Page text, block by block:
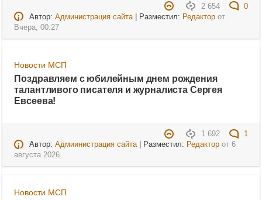
2 654
0
Автор: Администрация сайта| Разместил: Редакторот
Вчера, 00:27
Новости МСП
Поздравляем с юбилейным днем рождения
талантливого писателя и журналиста Сергея
Евсеева!
1 692
1
Автор: Адмиинистрация сайта| Разместил: Редакторот 6
августа 2026
Новости МСП